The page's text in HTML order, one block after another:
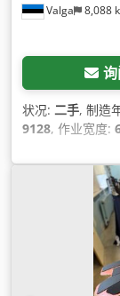
Valga 8,088
状况: 二手, 制造
9128, 作业宽度:
50 赫兹, 输入电
, 输入电流类